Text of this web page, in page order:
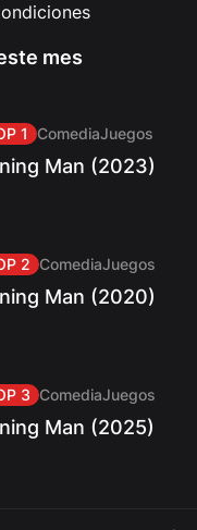
mes
1 ComediaJuegos
Man (2023)
2 ComediaJuegos
Man (2020)
3 ComediaJuegos
Man (2025)